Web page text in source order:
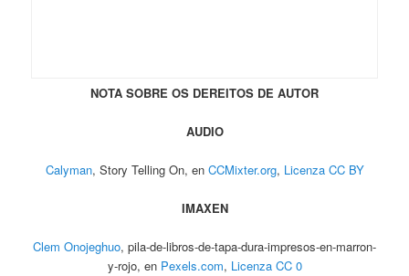
NOTA SOBRE OS DEREITOS DE AUTOR
AUDIO
Calyman, Story Telling On, en CCMixter.org, Licenza CC BY
IMAXEN
Clem Onojeghuo, pila-de-libros-de-tapa-dura-impresos-en-marron-
y-rojo, en Pexels.com, Licenza CC 0